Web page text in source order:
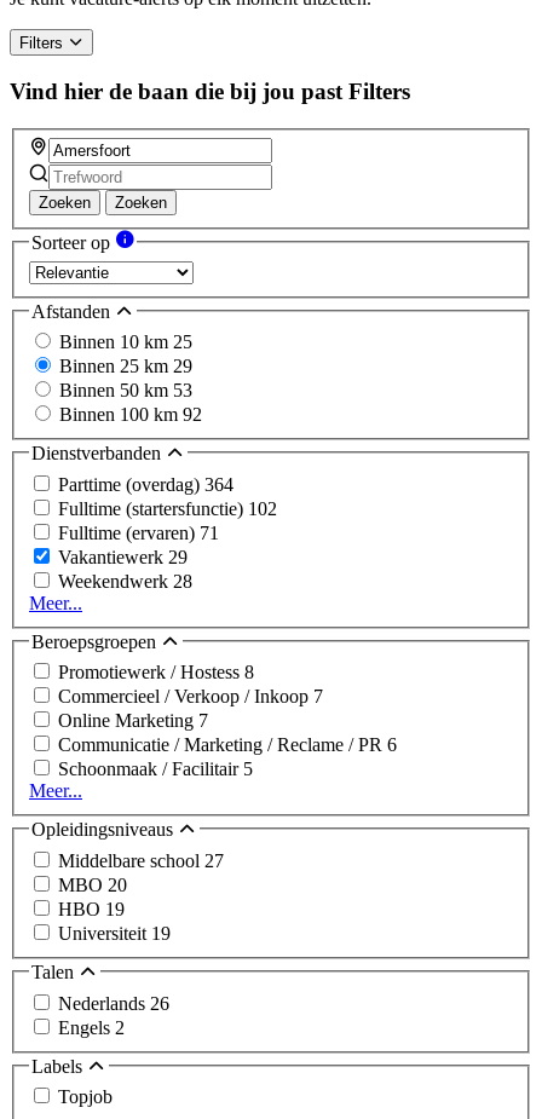
this
field
Filters
Vind hier de baan die bij jou past Filters
Zoeken Zoeken
Sorteer op
Afstanden
Binnen 10 km 25
Binnen 25 km 29
Binnen 50 km 53
Binnen 100 km 92
Dienstverbanden
Parttime (overdag) 364
Fulltime (startersfunctie) 102
Fulltime (ervaren) 71
Vakantiewerk 29
Weekendwerk 28
Meer...
Beroepsgroepen
Promotiewerk / Hostess 8
Commercieel / Verkoop / Inkoop 7
Online Marketing 7
Communicatie / Marketing / Reclame / PR 6
Schoonmaak / Facilitair 5
Meer...
Opleidingsniveaus
Middelbare school 27
MBO 20
HBO 19
Universiteit 19
Talen
Nederlands 26
Engels 2
Labels
Topjob